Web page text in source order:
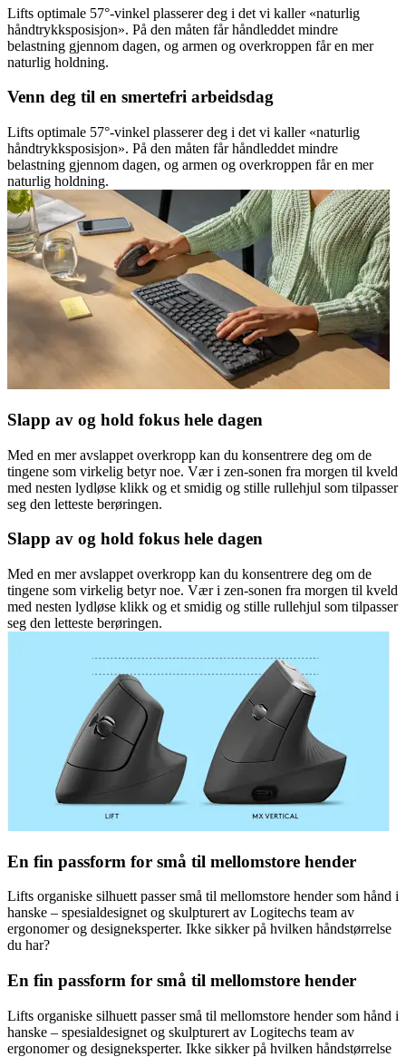
Lifts optimale 57°-vinkel plasserer deg i det vi kaller «naturlig
håndtrykksposisjon». På den måten får håndleddet mindre
belastning gjennom dagen, og armen og overkroppen får en mer
naturlig holdning.
Venn deg til en smertefri arbeidsdag
Lifts optimale 57°-vinkel plasserer deg i det vi kaller «naturlig
håndtrykksposisjon». På den måten får håndleddet mindre
belastning gjennom dagen, og armen og overkroppen får en mer
naturlig holdning.
Slapp av og hold fokus hele dagen
Med en mer avslappet overkropp kan du konsentrere deg om de
tingene som virkelig betyr noe. Vær i zen-sonen fra morgen til kveld
med nesten lydløse klikk og et smidig og stille rullehjul som tilpasser
seg den letteste berøringen.
Slapp av og hold fokus hele dagen
Med en mer avslappet overkropp kan du konsentrere deg om de
tingene som virkelig betyr noe. Vær i zen-sonen fra morgen til kveld
med nesten lydløse klikk og et smidig og stille rullehjul som tilpasser
seg den letteste berøringen.
En fin passform for små til mellomstore hender
Lifts organiske silhuett passer små til mellomstore hender som hånd i
hanske – spesialdesignet og skulpturert av Logitechs team av
ergonomer og designeksperter. Ikke sikker på hvilken håndstørrelse
du har?
En fin passform for små til mellomstore hender
Lifts organiske silhuett passer små til mellomstore hender som hånd i
hanske – spesialdesignet og skulpturert av Logitechs team av
ergonomer og designeksperter. Ikke sikker på hvilken håndstørrelse